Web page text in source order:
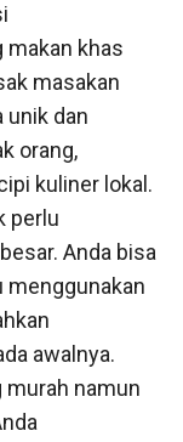
makan khas
masakan
unik dan
orang,
kuliner lokal.
perlu
Anda bisa
menggunakan
awalnya.
murah namun